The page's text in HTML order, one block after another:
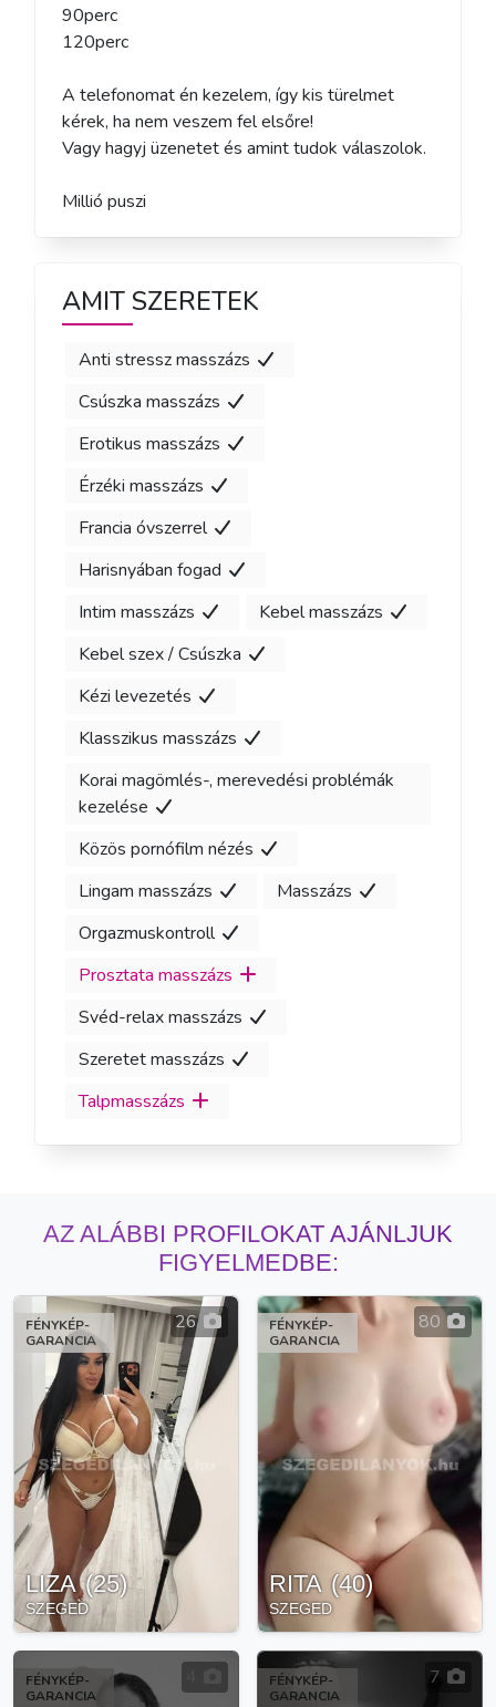
90perc
120perc
A telefonomat én kezelem, így kis türelmet
kérek, ha nem veszem fel elsőre!
Vagy hagyj üzenetet és amint tudok válaszolok.
Millió puszi
AMIT SZERETEK
Anti stressz masszázs
Csúszka masszázs
Erotikus masszázs
Érzéki masszázs
Francia óvszerrel
Harisnyában fogad
Intim masszázs
Kebel masszázs
Kebel szex / Csúszka
Kézi levezetés
Klasszikus masszázs
Korai magömlés-, merevedési problémák
kezelése
Közös pornófilm nézés
Lingam masszázs
Masszázs
Orgazmuskontroll
Prosztata masszázs
Svéd-relax masszázs
Szeretet masszázs
Talpmasszázs
AZ ALÁBBI PROFILOKAT AJÁNLJUK
FIGYELMEDBE:
FÉNYKÉP-
GARANCIA
26
LIZA (25)
SZEGED
FÉNYKÉP-
GARANCIA
80
RITA (40)
SZEGED
FÉNYKÉP-
GARANCIA
FÉNYKÉP-
GARANCIA
7